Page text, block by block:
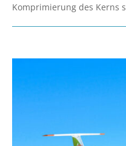
Komprimierung des Kerns